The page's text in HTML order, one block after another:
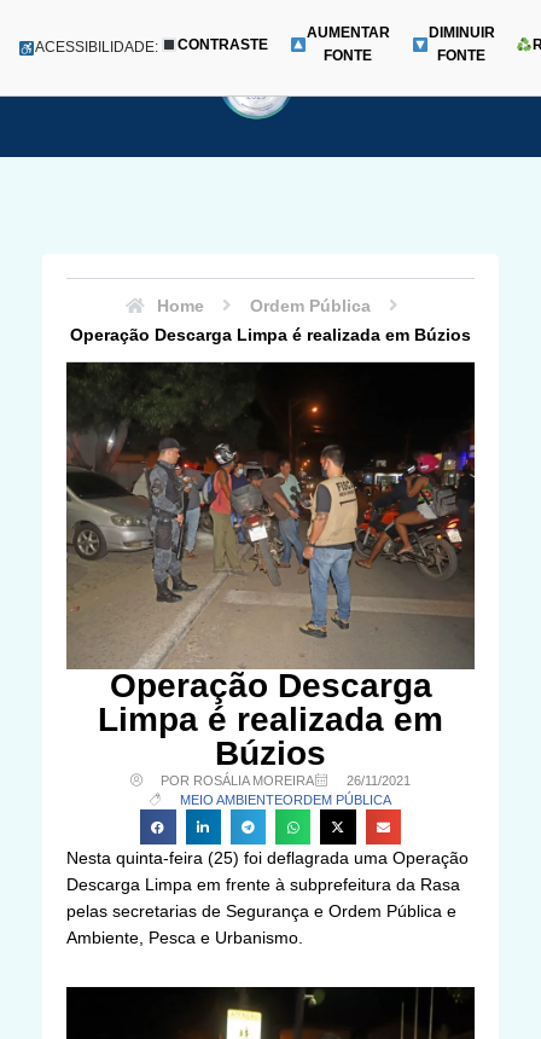
para
Menu
ACESSIBILIDADE: CONTRASTE
AUMENTAR
FONTE
DIMINUIR
FONTE
Home
Ordem Pública
Operação Descarga Limpa é realizada em Búzios
Operação Descarga
Limpa é realizada em
Búzios
POR ROSÁLIA MOREIRA
26/11/2021
MEIO AMBIENTEORDEM PÚBLICA
Nesta quinta-feira (25) foi deflagrada uma Operação
Descarga Limpa em frente à subprefeitura da Rasa
pelas secretarias de Segurança e Ordem Pública e
Ambiente, Pesca e Urbanismo.